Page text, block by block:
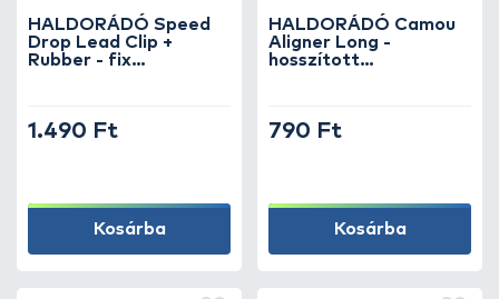
HALDORÁDÓ Speed
Drop Lead Clip +
Rubber - fix
1.490 Ft
Kosárba
HALDORÁDÓ Camou
Aligner Long -
hosszított
790 Ft
Kosárba